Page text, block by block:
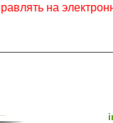
на электронную